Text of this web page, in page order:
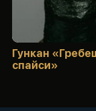
Гункан
спайси»